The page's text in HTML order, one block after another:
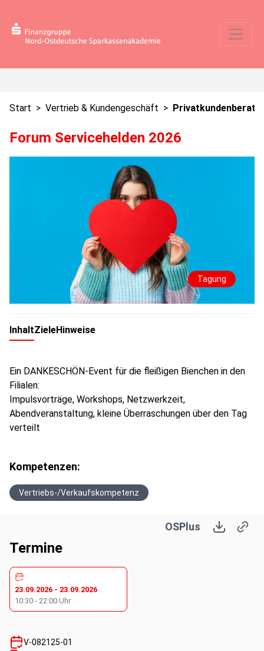
Start > Vertrieb & Kundengeschäft >
Forum Servicehelden 2026
Tagung
InhaltZieleHinweise
Ein DANKESCHÖN-Event für die fleißigen Bienchen in den
Filialen:
Impulsvorträge, Workshops, Netzwerkzeit,
Abendveranstaltung, kleine Überraschungen über den Tag
verteilt
Kompetenzen:
Vertriebs-/Verkaufskompetenz
OSPlus
Termine
23.09.2026 - 23.09.2026
10:30 - 22:00 Uhr
V-082125-01